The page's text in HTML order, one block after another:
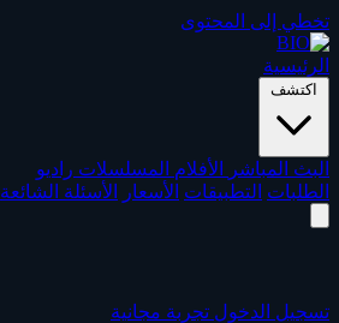
تخطي إلى المحتوى
الرئيسية
اكتشف
البث المباشر الأفلام المسلسلات راديو
الطلبات التطبيقات الأسعار الأسئلة الشائعة
تسجيل الدخول تجربة مجانية